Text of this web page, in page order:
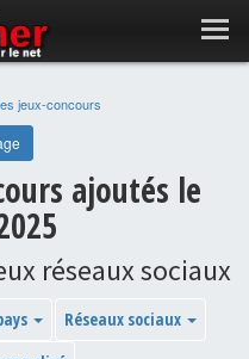
jeux-concours
ajoutés le
réseaux sociaux
Réseaux sociaux